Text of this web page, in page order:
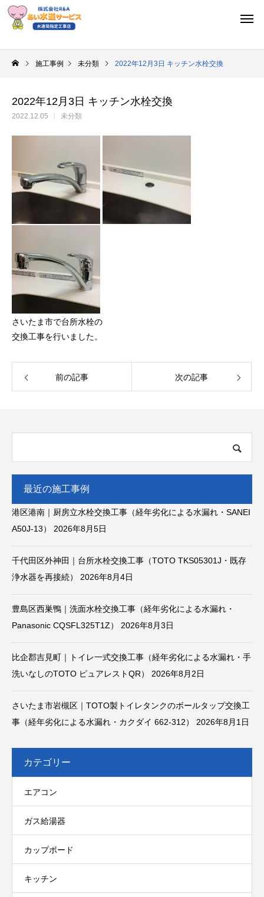
施工事例 未分類 2022年12月3日 キッチン水栓交換
2022年12月3日 キッチン水栓交換
2022.12.05 未分類
さいたま市で台所水栓の
交換工事を行いました。
前の記事 次の記事
最近の施工事例
港区港南｜厨房立水栓交換工事（経年劣化による水漏れ・SANEI
A50J-13）
2026年8月5日
千代田区外神田｜台所水栓交換工事（TOTO TKS05301J・既存
浄水器を再接続）
2026年8月4日
豊島区西巣鴨｜洗面水栓交換工事（経年劣化による水漏れ・
Panasonic CQSFL325T1Z）
2026年8月3日
比企郡吉見町｜トイレ一式交換工事（経年劣化による水漏れ・手
洗いなしのTOTO ピュアレストQR）
2026年8月2日
さいたま市岩槻区｜TOTO製トイレタンクのボールタップ交換工
事（経年劣化による水漏れ・カクダイ 662-312）
2026年8月1日
カテゴリー
エアコン
ガス給湯器
カップボード
キッチン